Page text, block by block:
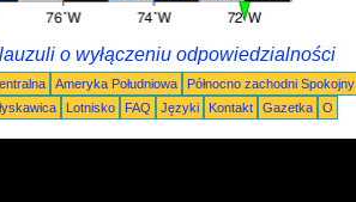
o wyłączeniu odpowiedzialności
Ameryka Południowa Północno zachodni Spokojny
Lotnisko FAQ Języki Kontakt Gazetka O